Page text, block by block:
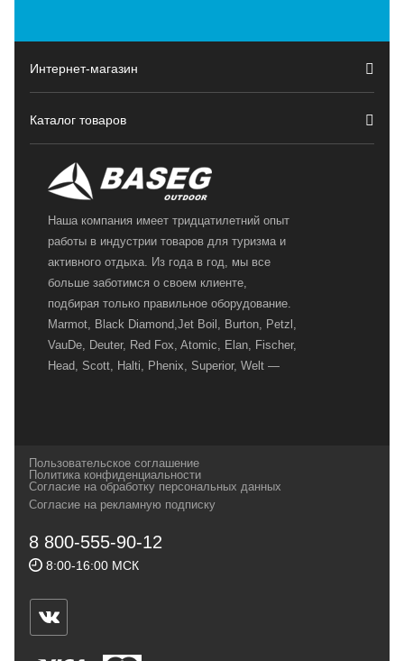
Интернет-магазин
Каталог товаров
Наша компания имеет тридцатилетний опыт
работы в индустрии товаров для туризма и
активного отдыха. Из года в год, мы все
больше заботимся о своем клиенте,
подбирая только правильное оборудование.
Marmot, Black Diamond,Jet Boil, Burton, Petzl,
VauDe, Deuter, Red Fox, Atomic, Elan, Fischer,
Head, Scott, Halti, Phenix, Superior, Welt —
и взыскательных путешественников,
спортсменов и отдыхающих.
Геннадьевич
ИНН 590300057023 ОГРН 304590319000121
ул.Советская, 25, магазин Басег.
Тел./факс (342) 2101242
Пользовательское соглашение
Политика конфиденциальности
Согласие на обработку персональных данных
Согласие на рекламную подписку
8 800-555-90-12
8:00-16:00 МСК